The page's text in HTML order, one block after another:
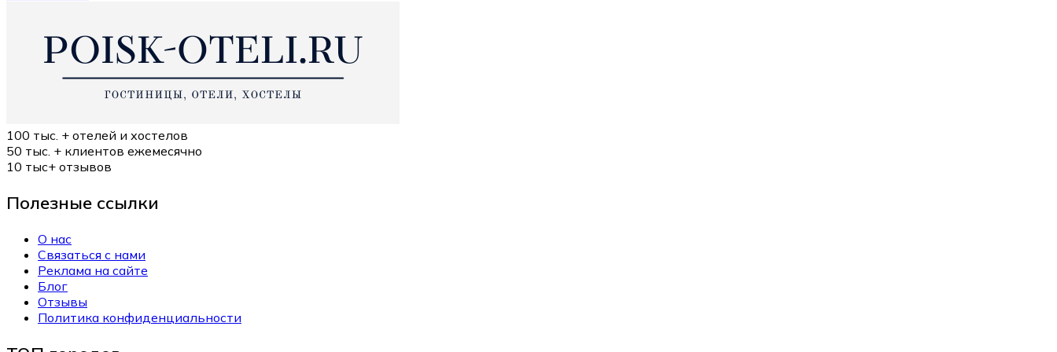
100 тыс. + отелей и хостелов
50 тыс. + клиентов ежемесячно
10 тыс+ отзывов
Полезные ссылки
О нас
Связаться с нами
Реклама на сайте
Блог
Отзывы
Политика конфиденциальности